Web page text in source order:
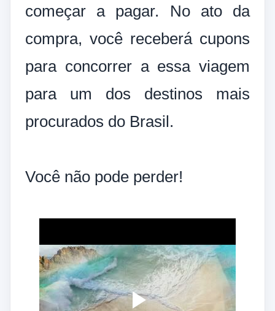
começar a pagar. No ato da
compra, você receberá cupons
para concorrer a essa viagem
para um dos destinos mais
procurados do Brasil.
Você não pode perder!